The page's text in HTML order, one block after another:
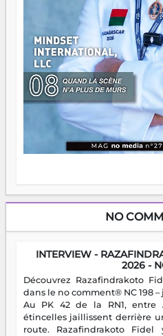
NO
INTERVIEW -
2026 -
Découvrez Razafindrakoto
dans le no comment® NC 198 –
Au PK 42 de la RN1, entre
étincelles jaillissent derrière
route. Razafindrakoto